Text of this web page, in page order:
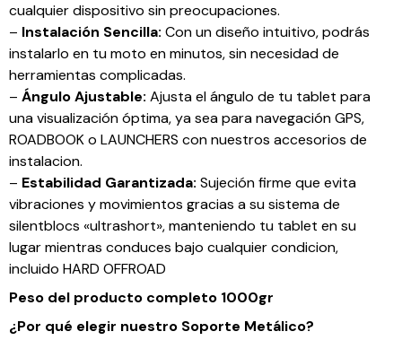
cualquier dispositivo sin preocupaciones.
– Instalación Sencilla: Con un diseño intuitivo, podrás
instalarlo en tu moto en minutos, sin necesidad de
herramientas complicadas.
– Ángulo Ajustable: Ajusta el ángulo de tu tablet para
una visualización óptima, ya sea para navegación GPS,
ROADBOOK o LAUNCHERS con nuestros accesorios de
instalacion.
– Estabilidad Garantizada: Sujeción firme que evita
vibraciones y movimientos gracias a su sistema de
silentblocs «ultrashort», manteniendo tu tablet en su
lugar mientras conduces bajo cualquier condicion,
incluido HARD OFFROAD
Peso del producto completo 1000gr
¿Por qué elegir nuestro Soporte Metálico?